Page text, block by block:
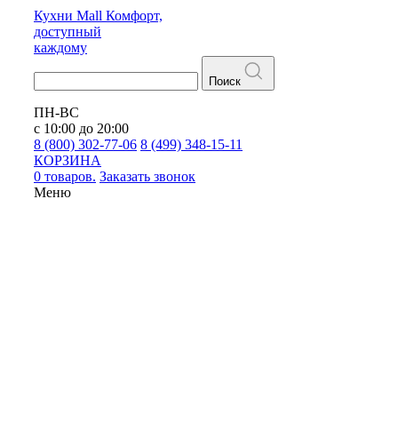
Кухни Mall Комфорт,
доступный
каждому
Поиск
ПН-ВС
с 10:00 до 20:00
8 (800) 302-77-06 8 (499) 348-15-11
КОРЗИНА
0 товаров. Заказать звонок
Меню